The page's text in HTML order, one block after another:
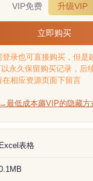
VIP免费 升级VIP
立即购买
登录也可直接购买，但是
永久保留购买记录，后
相应资源页面下留言
→最低成本薅VIP的隐藏方
Excel表格